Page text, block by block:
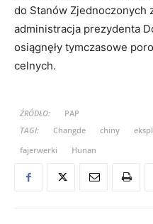
do Stanów Zjednoczonych
administracja prezydenta
osiągnęły tymczasowe
celnych.
ŹRÓDŁO:
PAP
TAGI:
Changde chiny
fajerwerki
Hunan